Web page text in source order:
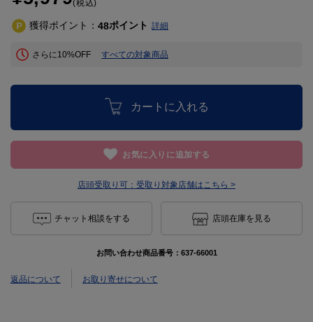
(税込)
獲得ポイント： 48ポイント 詳細
さらに10%OFF すべての対象商品
カートに入れる
お気に入りに追加する
店頭受取り可： 受取り対象店舗はこちら >
チャット相談をする 店頭在庫を見る
お問い合わせ商品番号： 637-66001
返品について お取り寄せについて